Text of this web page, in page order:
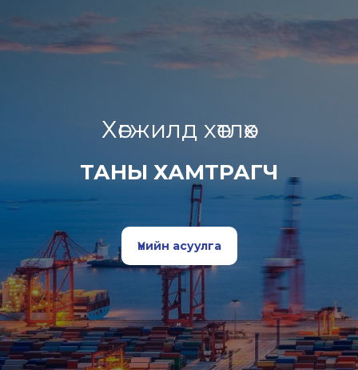
Хөгжилд хөтлөх
ТАНЫ ХАМТРАГЧ
Үнийн асуулга